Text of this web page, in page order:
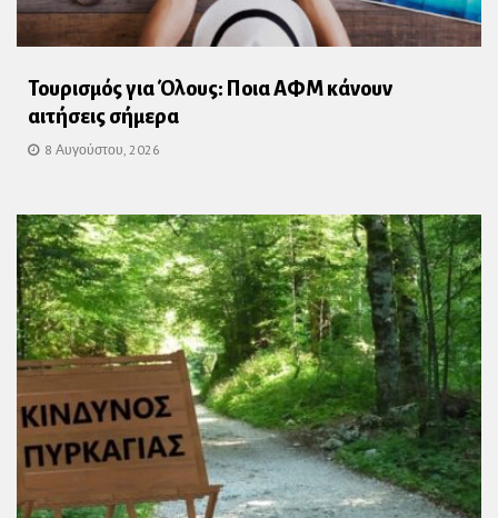
Τουρισμός για Όλους: Ποια ΑΦΜ κάνουν
αιτήσεις σήμερα
8 Αυγούστου, 2026